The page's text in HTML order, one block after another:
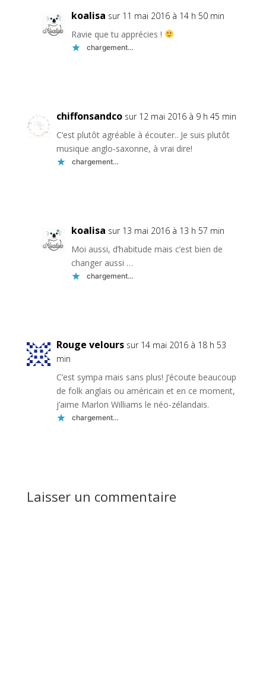
koalisa sur 11 mai 2016 à 14 h 50 min
Ravie que tu apprécies !
chargement…
chiffonsandco sur 12 mai 2016 à 9 h 45 min
C’est plutôt agréable à écouter.. Je suis plutôt
musique anglo-saxonne, à vrai dire!
chargement…
koalisa sur 13 mai 2016 à 13 h 57 min
Moi aussi, d’habitude mais c’est bien de
changer aussi …
chargement…
Rouge velours sur 14 mai 2016 à 18 h 53
min
C’est sympa mais sans plus! J’écoute beaucoup
de folk anglais ou américain et en ce moment,
j’aime Marlon Williams le néo-zélandais.
chargement…
Laisser un commentaire